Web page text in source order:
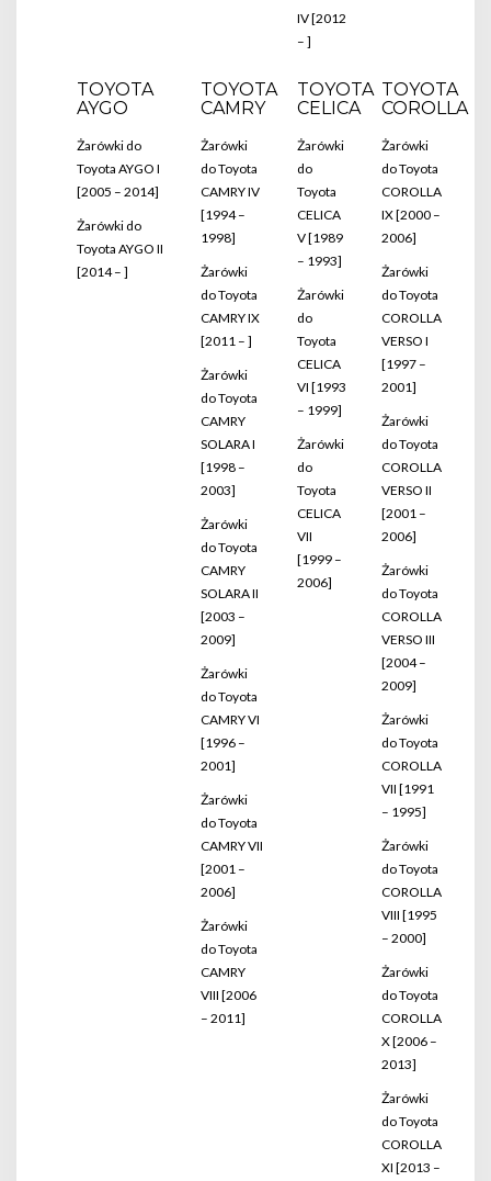
IV [2012
– ]
TOYOTA
AYGO
Żarówki do
Toyota AYGO I
[2005 – 2014]
Żarówki do
Toyota AYGO II
[2014 – ]
TOYOTA
CAMRY
Żarówki
do Toyota
CAMRY IV
[1994 –
1998]
Żarówki
do Toyota
CAMRY IX
[2011 – ]
Żarówki
do Toyota
CAMRY
SOLARA I
[1998 –
2003]
Żarówki
do Toyota
CAMRY
SOLARA II
[2003 –
2009]
Żarówki
do Toyota
CAMRY VI
[1996 –
2001]
Żarówki
do Toyota
CAMRY VII
[2001 –
2006]
Żarówki
do Toyota
CAMRY
VIII [2006
– 2011]
TOYOTA
CELICA
Żarówki
do
Toyota
CELICA
V [1989
– 1993]
Żarówki
do
Toyota
CELICA
VI [1993
– 1999]
Żarówki
do
Toyota
CELICA
VII
[1999 –
2006]
TOYOTA
COROLLA
Żarówki
do Toyota
COROLLA
IX [2000 –
2006]
Żarówki
do Toyota
COROLLA
VERSO I
[1997 –
2001]
Żarówki
do Toyota
COROLLA
VERSO II
[2001 –
2006]
Żarówki
do Toyota
COROLLA
VERSO III
[2004 –
2009]
Żarówki
do Toyota
COROLLA
VII [1991
– 1995]
Żarówki
do Toyota
COROLLA
VIII [1995
– 2000]
Żarówki
do Toyota
COROLLA
X [2006 –
2013]
Żarówki
do Toyota
COROLLA
XI [2013 –